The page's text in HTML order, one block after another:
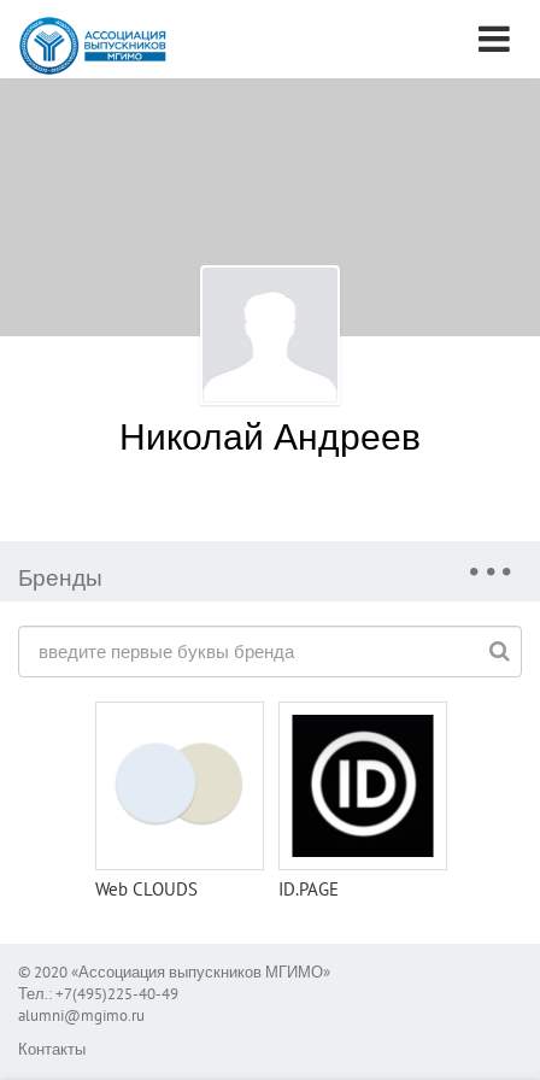
Николай Андреев
Бренды
Web CLOUDS ID.PAGE
© 2020 «Ассоциация выпускников МГИМО»
Тел.: +7(495)225-40-49
alumni@mgimo.ru
Контакты